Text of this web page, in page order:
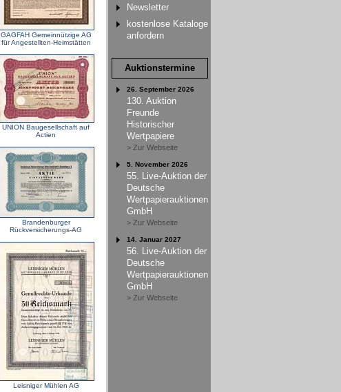
GAGFAH Gemeinnützige AG
für Angestellten-Heimstätten
UNION Baugesellschaft auf
Actien
Brandenburger
Rückversicherungs-AG
Leisniger Mühlen AG
Newsletter
kostenlose Kataloge
anfordern
Auktionstermine
26. September 2026
130. Auktion
Freunde
Historischer
Wertpapiere
> Zur Webseite
5. November 2026
55. Live-Auktion der
Deutsche
Wertpapierauktionen
GmbH
> Zur Webseite
14. Januar 2027
56. Live-Auktion der
Deutsche
Wertpapierauktionen
GmbH
> Zur Webseite